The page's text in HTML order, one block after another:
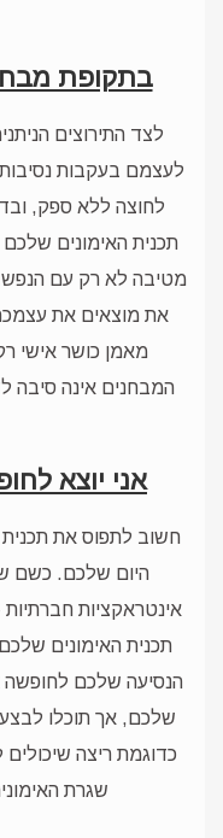
בתקופת
לצד התירוצים
לעצמם בעקבות
לחוצה ללא ספק,
תכנית האימונים
מטיבה לא רק עם
את מוצאים את עצמכם
מאמן כושר אישי
המבחנים אינה סיבה
אני יוצא
חשוב לתפוס את
היום שלכם. כשם
אינטראקציות
תכנית האימונים
הנסיעה שלכם לחופשה
שלכם, אך תוכלו לבצע
כדוגמת ריצה
שגרת